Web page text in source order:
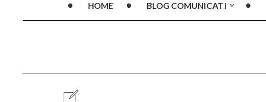
HOME BLOG COMUNICATI